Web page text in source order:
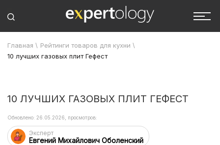
Главная \ Рейтинги товаров для кухни \
10 лучших газовых плит Гефест
10 ЛУЧШИХ ГАЗОВЫХ ПЛИТ ГЕФЕСТ
Эксперт
Евгений Михайлович Оболенский
Обновлено: 26.05.2026, просмотров: